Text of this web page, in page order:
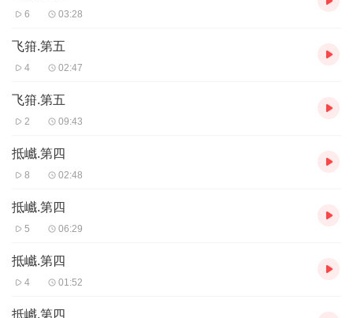
6 03:28
飞箝.第五
4 02:47
飞箝.第五
2 09:43
抵巇.第四
8 02:48
抵巇.第四
5 06:29
抵巇.第四
4 01:52
抵巇.第四